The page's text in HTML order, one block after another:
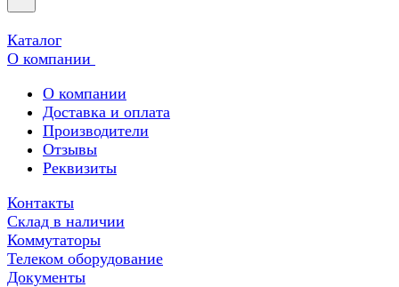
Каталог
О компании
О компании
Доставка и оплата
Производители
Отзывы
Реквизиты
Контакты
Склад в наличии
Коммутаторы
Телеком оборудование
Документы